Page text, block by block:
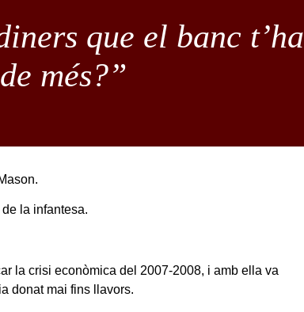
que el banc t’ha
més?”
la infantesa.
la crisi econòmica del 2007-2008, i amb ella va
donat mai fins llavors.